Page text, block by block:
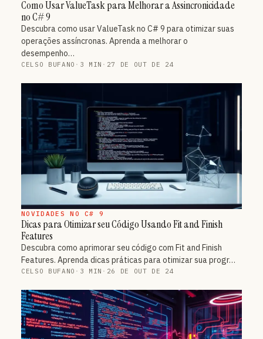
Como Usar ValueTask para Melhorar a Assincronicidade
no C# 9
Descubra como usar ValueTask no C# 9 para otimizar suas
operações assíncronas. Aprenda a melhorar o
desempenho…
CELSO BUFANO · 3 MIN · 27 DE OUT DE 24
NOVIDADES NO C# 9
Dicas para Otimizar seu Código Usando Fit and Finish
Features
Descubra como aprimorar seu código com Fit and Finish
Features. Aprenda dicas práticas para otimizar sua progr…
CELSO BUFANO · 3 MIN · 26 DE OUT DE 24